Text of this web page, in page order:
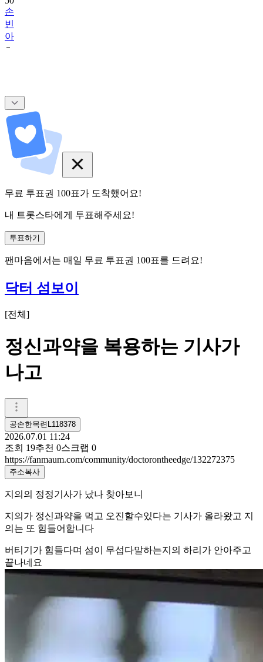
손
빈
아
무료 투표권 100표가 도착했어요!
내 트롯스타에게 투표해주세요!
투표하기
팬마음에서는 매일 무료 투표권 100표를 드려요!
닥터 섬보이
[전체 ]
정신과약을 복용하는 기사가
나고
공손한목련L118378
2026.07.01 11:24
조회 19추천 0스크랩 0
https://fanmaum.com/community/doctorontheedge/132272375
주소복사
지의의 정정기사가 났나 찾아보니
지의가 정신과약을 먹고 오진할수있다는 기사가 올라왔고 지
의는 또 힘들어합니다
버티기가 힘들다며 섬이 무섭다말하는지의 하리가 안아주고
끝나네요